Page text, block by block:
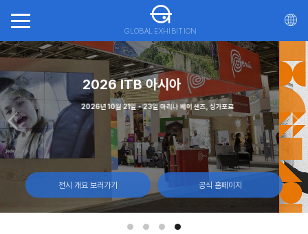
GLOBAL EXHIBITION
회(ITTS)
리올 캐나다
전시 개요 보러가기 공식 홈페이지
스
일, 라스베이거스 컨벤션 센터
전시 개요 보러가기 공식 홈페이지
캐나다 토론토, 엑시비션 플레이스
전시 개요 보러가기 공식 홈페이지
2026 ITB 아시아
2026년 10월 21일 - 23일 마리나 베이 샌즈, 싱가포르
전시 개요 보러가기 공식 홈페이지